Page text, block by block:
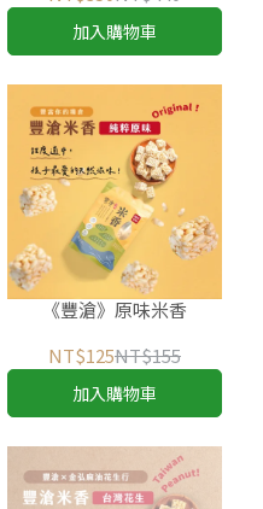
加入購物車
《豐滄》原味米香
NT$125NT$155
加入購物車